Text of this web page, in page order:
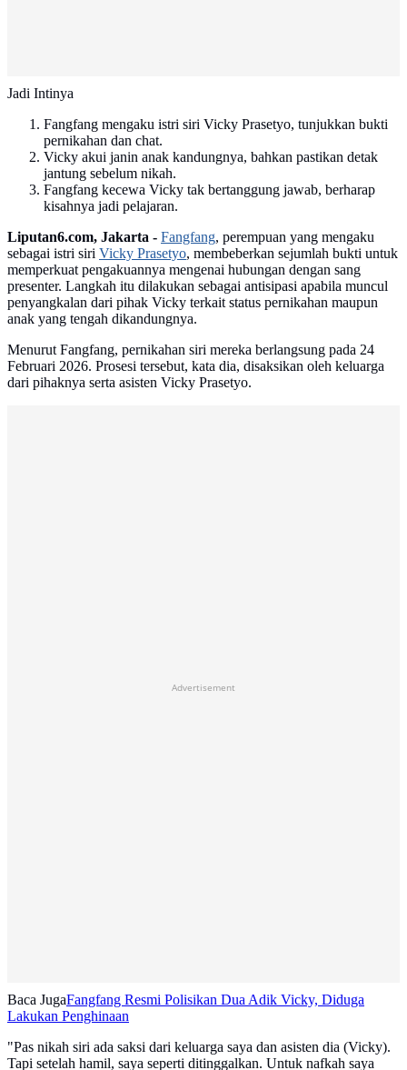
Jadi Intinya
Fangfang mengaku istri siri Vicky Prasetyo, tunjukkan bukti
pernikahan dan chat.
Vicky akui janin anak kandungnya, bahkan pastikan detak
jantung sebelum nikah.
Fangfang kecewa Vicky tak bertanggung jawab, berharap
kisahnya jadi pelajaran.
Liputan6.com, Jakarta - Fangfang, perempuan yang mengaku
sebagai istri siri Vicky Prasetyo, membeberkan sejumlah bukti untuk
memperkuat pengakuannya mengenai hubungan dengan sang
presenter. Langkah itu dilakukan sebagai antisipasi apabila muncul
penyangkalan dari pihak Vicky terkait status pernikahan maupun
anak yang tengah dikandungnya.
Menurut Fangfang, pernikahan siri mereka berlangsung pada 24
Februari 2026. Prosesi tersebut, kata dia, disaksikan oleh keluarga
dari pihaknya serta asisten Vicky Prasetyo.
Advertisement
Baca JugaFangfang Resmi Polisikan Dua Adik Vicky, Diduga
Lakukan Penghinaan
"Pas nikah siri ada saksi dari keluarga saya dan asisten dia (Vicky).
Tapi setelah hamil, saya seperti ditinggalkan. Untuk nafkah saya